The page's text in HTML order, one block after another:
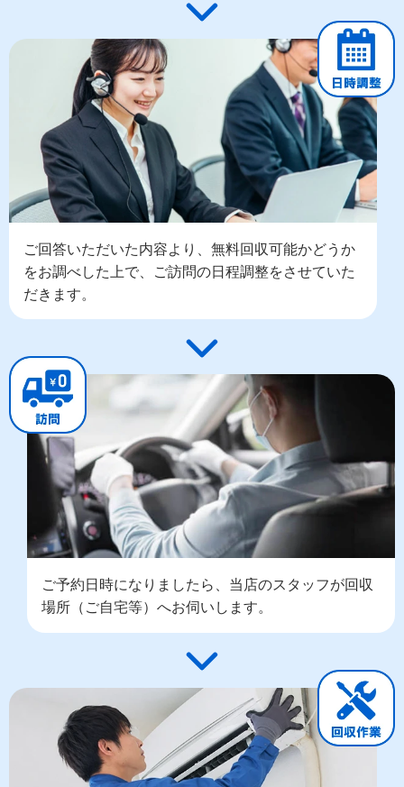
ご回答いただいた内容より、無料回収可能かどうか
をお調べした上で、ご訪問の日程調整をさせていた
だきます。
ご予約日時になりましたら、当店のスタッフが回収
場所（ご自宅等）へお伺いします。